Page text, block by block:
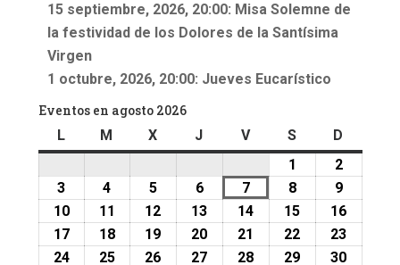
15 septiembre, 2026, 20:00: Misa Solemne de
la festividad de los Dolores de la Santísima
Virgen
1 octubre, 2026, 20:00: Jueves Eucarístico
Eventos en agosto 2026
LlunesM martes
Xmiércoles
J jueves
Vviernes
Ssábado
D
1
agosto,
2026
22
agosto,
2026
3
agosto,
2026
4
agosto,
2026
55
agosto,
2026
66
agosto,
2026
77
agosto,
2026
88
agosto,
2026
99
agosto,
2026
1010
agosto,
2026
11
agosto,
2026
12
agosto,
2026
13
agosto,
2026
14
agosto,
2026
15
agosto,
2026
16
1717
agosto,
1818
agosto,
19
agosto,
20
agosto,
21
agosto,
22
agosto,
23
2424
2525
26 27 28 29 30